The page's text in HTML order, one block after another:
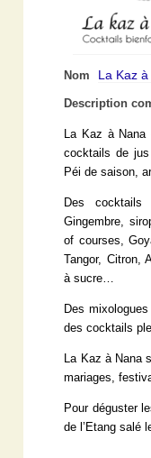
Nom La Kaz
Description
La Kaz à
cocktails de
Péi de saison,
Des cocktails
Gingembre,
of courses,
Tangor, Citron,
à sucre…
Des
des cocktails
La Kaz à Nana
mariages,
Pour déguster
de l’Etang salé